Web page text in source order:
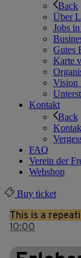
Back
Über
Jobs
Gutes
Karte
Vision
Kontakt
Back
FAQ
Verein der
Webshop
Buy ticket
This is a
10:00